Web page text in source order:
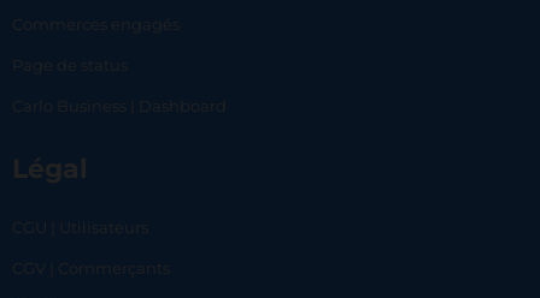
Commerces engagés
Page de status
Carlo Business | Dashboard
Légal
CGU | Utilisateurs
CGV | Commerçants